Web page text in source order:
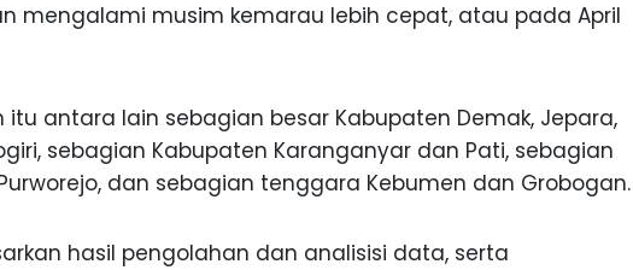
mengalami musim kemarau lebih cepat, atau pada April
itu antara lain sebagian besar Kabupaten Demak, Jepara,
sebagian Kabupaten Karanganyar dan Pati, sebagian
dan sebagian tenggara Kebumen dan Grobogan.
hasil pengolahan dan analisisi data, serta
SAMBUT NATAL
JAGA KERUKUNAN SAMBUT NATAL